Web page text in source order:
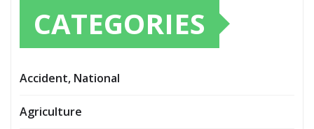
CATEGORIES
Accident, National
Agriculture